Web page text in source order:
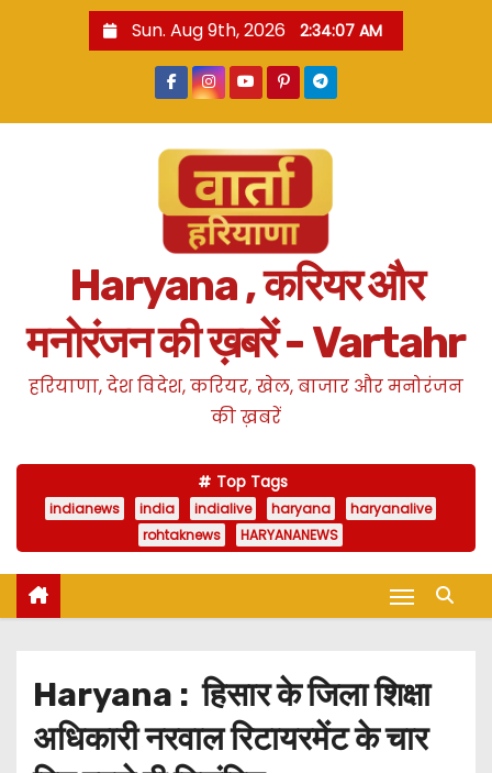
Sun. Aug 9th, 2026 2:34:08 AM
Haryana , करियर और
मनोरंजन की ख़बरें - Vartahr
हरियाणा, देश विदेश, करियर, खेल, बाजार और मनोरंजन
की ख़बरें
Top Tags
indianews india indialive haryana
haryanalive
rohtaknews
HARYANANEWS
Haryana : हिसार के जिला शिक्षा
अधिकारी नरवाल रिटायरमेंट के चार